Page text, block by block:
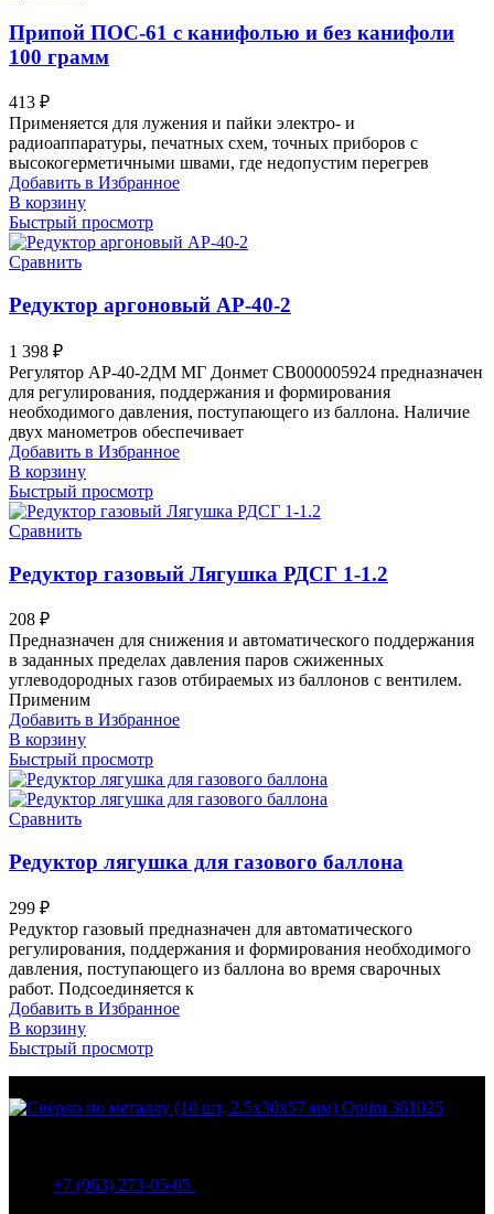
Припой ПОС-61 с канифолью и без канифоли
100 грамм
413 ₽
Применяется для лужения и пайки электро- и
радиоаппаратуры, печатных схем, точных приборов с
высокогерметичными швами, где недопустим перегрев
Добавить в Избранное
В корзину
Быстрый просмотр
Сравнить
Редуктор аргоновый AP-40-2
1 398 ₽
Регулятор АР-40-2ДМ МГ Донмет СВ000005924 предназначен
для регулирования, поддержания и формирования
необходимого давления, поступающего из баллона. Наличие
двух манометров обеспечивает
Добавить в Избранное
В корзину
Быстрый просмотр
Сравнить
Редуктор газовый Лягушка РДСГ 1-1.2
208 ₽
Предназначен для снижения и автоматического поддержания
в заданных пределах давления паров сжиженных
углеводородных газов отбираемых из баллонов с вентилем.
Применим
Добавить в Избранное
В корзину
Быстрый просмотр
Сравнить
Редуктор лягушка для газового баллона
299 ₽
Редуктор газовый предназначен для автоматического
регулирования, поддержания и формирования необходимого
давления, поступающего из баллона во время сварочных
работ. Подсоединяется к
Добавить в Избранное
В корзину
Быстрый просмотр
+7 (963) 273-05-05